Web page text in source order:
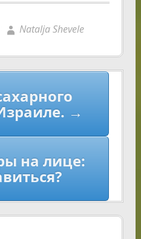
Natalja Shevele
→
на лице: